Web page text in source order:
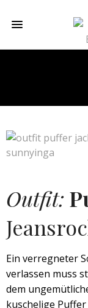
Outfit:
Ein verregneter
verlassen muss
dem
kuschelige